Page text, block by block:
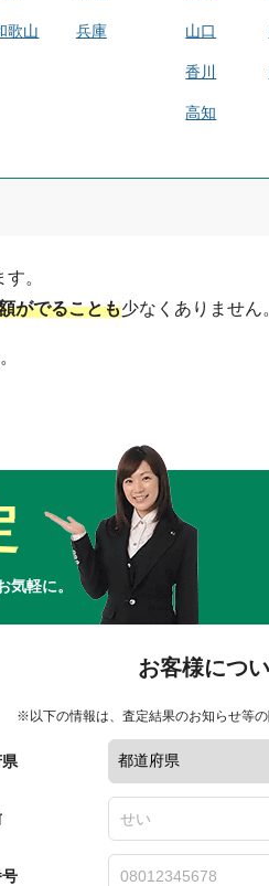
歌山 兵庫 山口
香川
高知
。
がでることも少なくありません
軽に。
お客様につ
※以下の情報は、査定結果のお知らせ等の